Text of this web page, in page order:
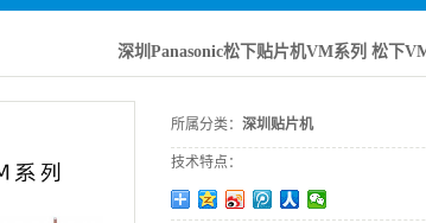
深圳Panasonic松下贴片机VM系列 松下
所属分类： 深圳贴片机
技术特点：